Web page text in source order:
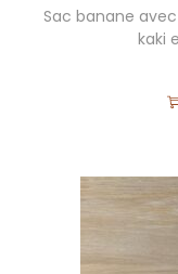
Sac banane
kaki